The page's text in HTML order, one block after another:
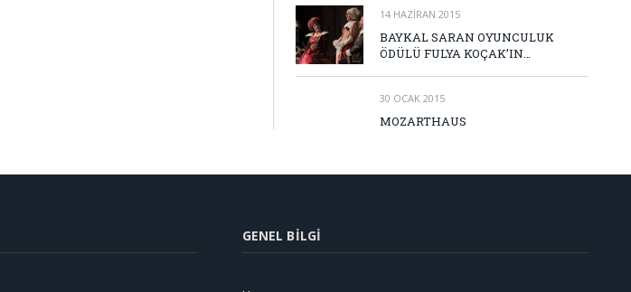
14 HAZIRAN 2015
BAYKAL SARAN OYUNCULUK
ÖDÜLÜ FULYA KOÇAK’IN…
30 OCAK 2015
MOZARTHAUS
GENEL BILGI